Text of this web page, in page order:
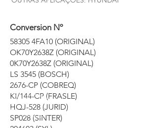
Conversion Nº
58305 4FA10 (ORIGINAL)
OK70Y2638Z (ORIGINAL)
0K70Y2638Z (ORIGINAL)
LS 3545 (BOSCH)
2676-CP (COBREQ)
KI/144-CP (FRASLE)
HQJ-528 (JURID)
SP028 (SINTER)